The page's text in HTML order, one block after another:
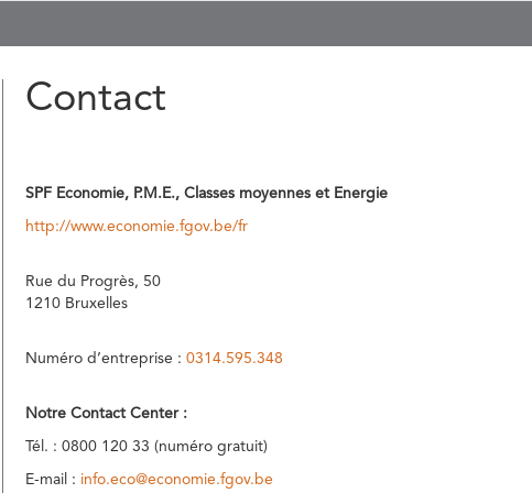
Contact
SPF Economie, P.M.E., Classes moyennes et Energie
http://www.economie.fgov.be/fr
Rue du Progrès, 50
1210 Bruxelles
Numéro d’entreprise : 0314.595.348
Notre Contact Center :
Tél. : 0800 120 33 (numéro gratuit)
E-mail : info.eco@economie.fgov.be